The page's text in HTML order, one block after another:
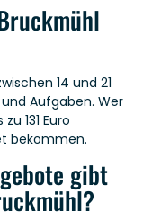
14 und 21
Aufgaben. Wer
131 Euro
bekommen.
gibt